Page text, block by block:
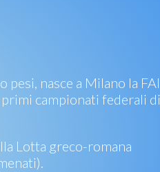
nasce a Milano la FAI
campionati federali di
Lotta greco-romana